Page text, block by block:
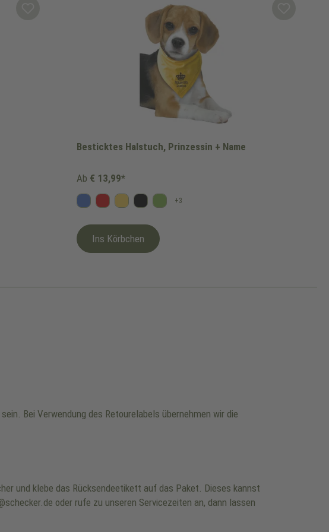
Besticktes Halstuch, Prinzessin + Name
BlauRot GelbSchwarz
Kiwi
+3
Ab € 13,99*
Ins Körbchen
Bei Verwendung des Retourelabels übernehmen wir die
und klebe das Rücksendeetikett auf das Paket. Dieses kannst
oder rufe zu unseren Servicezeiten an, dann lassen